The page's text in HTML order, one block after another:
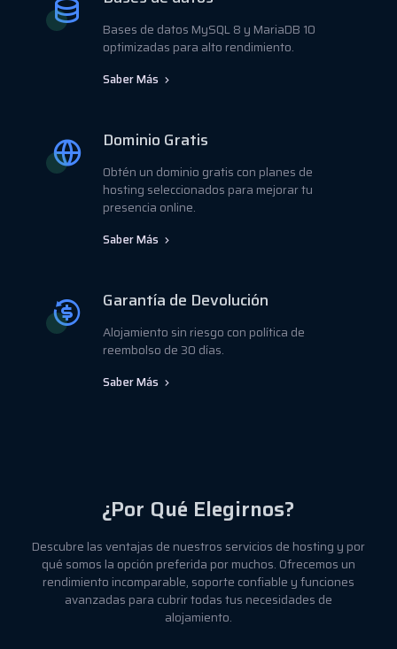
Bases de datos MySQL 8 y MariaDB 10
optimizadas para alto rendimiento.
Saber Más
Dominio Gratis
Obtén un dominio gratis con planes de
hosting seleccionados para mejorar tu
presencia online.
Saber Más
Garantía de Devolución
Alojamiento sin riesgo con política de
reembolso de 30 días.
Saber Más
¿Por Qué Elegirnos?
Descubre las ventajas de nuestros servicios de hosting y por
qué somos la opción preferida por muchos. Ofrecemos un
rendimiento incomparable, soporte confiable y funciones
avanzadas para cubrir todas tus necesidades de
alojamiento.